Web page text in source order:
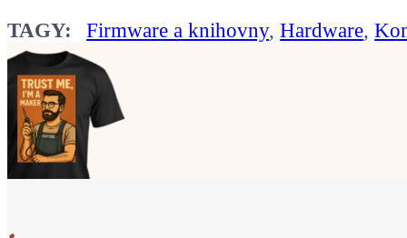
TAGY: Firmware a knihovny,Hardware,